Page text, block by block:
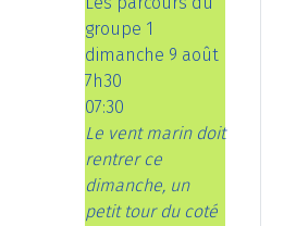
groupe 1
dimanche 9 août
7h30
07:30
Le vent marin doit
rentrer ce
dimanche, un
petit tour du coté